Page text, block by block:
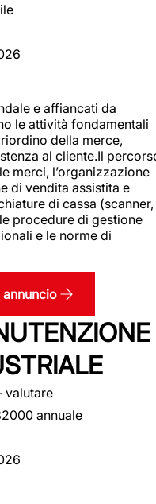
e affiancati da
le attività fondamentali
della merce,
al cliente.Il
merci, l’organizzazione
di vendita assistita e
di cassa (scanner,
procedure di gestione
e le norme di
valutare
annuale